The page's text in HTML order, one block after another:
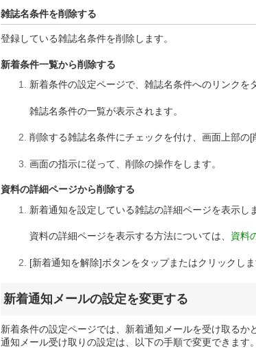
雑誌名条件を削除する
登録している雑誌名条件を削除します。
新着条件一覧から削除する
新着条件の設定ページで、雑誌名条件へのリンクを
雑誌名条件の一覧が表示されます。
削除する雑誌名条件にチェックを付け、画面上部の[
画面の指示に従って、削除の操作をします。
資料の詳細ページから削除する
新着通知を設定している雑誌の詳細ページを表示し
資料の詳細ページを表示する方法については、 資料
[新着通知を解除]ボタンをタップまたはクリックしま
新着通知メールの設定を変更する
新着条件の設定ページでは、新着通知メールを受け取るか
通知メール受け取りの設定は、以下の手順で変更できます。